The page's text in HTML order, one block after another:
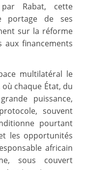
Rabat, cette
portage de ses
sur la réforme
aux financements
multilatéral le
chaque État, du
puissance,
souvent
pourtant
les opportunités
africain
sous couvert